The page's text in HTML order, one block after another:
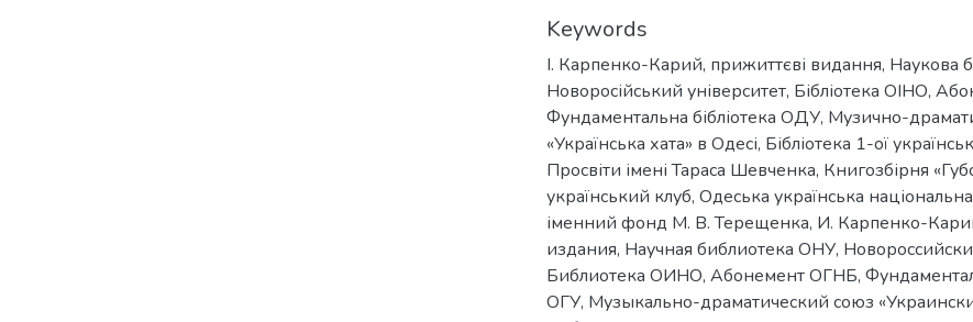
Keywords
І. Карпенко-Карий, прижиттєві видання, Наукова
Новоросійський університет, Бібліотека ОІНО,
Фундаментальна бібліотека ОДУ, Музично-
«Українська хата» в Одесі, Бібліотека 1-ої
Просвіти імені Тараса Шевченка, Книгозбірня
український клуб, Одеська українська
іменний фонд М. В. Терещенка, И. Карпенко-
издания, Научная библиотека ОНУ,
Библиотека ОИНО, Абонемент ОГНБ,
ОГУ, Музыкально-драматический союз